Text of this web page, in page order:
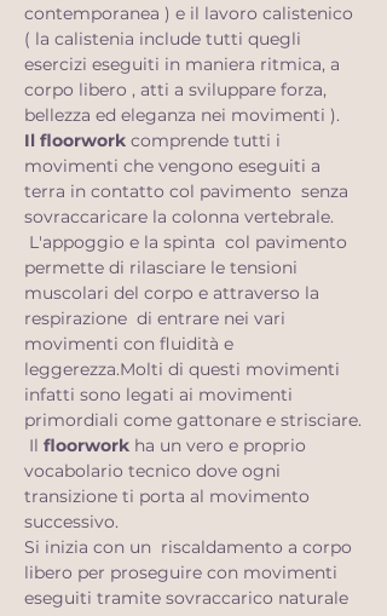
contemporanea ) e il lavoro calistenico
( la calistenia include tutti quegli
esercizi eseguiti in maniera ritmica, a
corpo libero , atti a sviluppare forza,
bellezza ed eleganza nei movimenti ).
Il floorwork comprende tutti i
movimenti che vengono eseguiti a
terra in contatto col pavimento  senza
sovraccaricare la colonna vertebrale.
L'appoggio e la spinta  col pavimento
permette di rilasciare le tensioni
muscolari del corpo e attraverso la
respirazione  di entrare nei vari
movimenti con fluidità e
leggerezza.Molti di questi movimenti
infatti sono legati ai movimenti
primordiali come gattonare e strisciare.
Il floorwork ha un vero e proprio
vocabolario tecnico dove ogni
transizione ti porta al movimento
successivo.
Si inizia con un  riscaldamento a corpo
libero per proseguire con movimenti
eseguiti tramite sovraccarico naturale